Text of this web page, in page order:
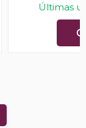
Últimas